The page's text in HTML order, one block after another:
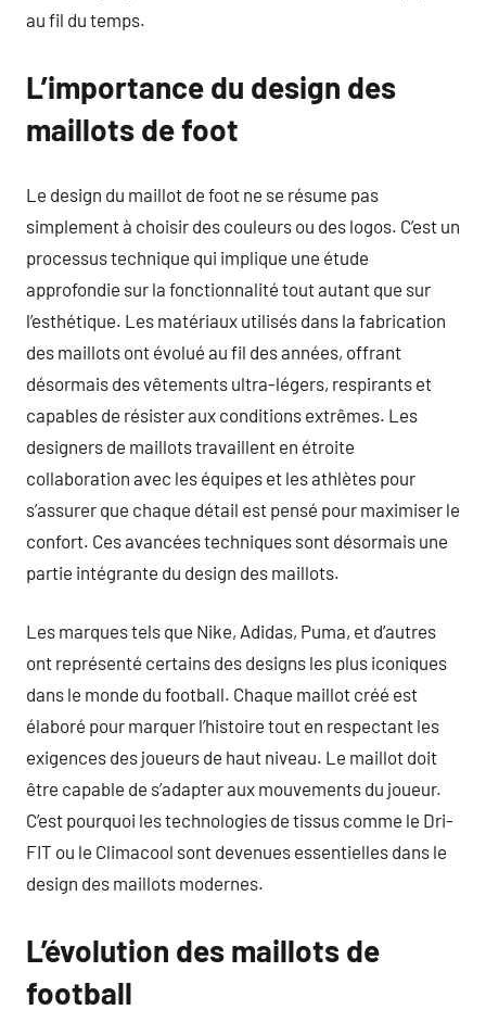
au fil du temps.
L’importance du design des
maillots de foot
Le design du maillot de foot ne se résume pas
simplement à choisir des couleurs ou des logos. C’est un
processus technique qui implique une étude
approfondie sur la fonctionnalité tout autant que sur
l’esthétique. Les matériaux utilisés dans la fabrication
des maillots ont évolué au fil des années, offrant
désormais des vêtements ultra-légers, respirants et
capables de résister aux conditions extrêmes. Les
designers de maillots travaillent en étroite
collaboration avec les équipes et les athlètes pour
s’assurer que chaque détail est pensé pour maximiser le
confort. Ces avancées techniques sont désormais une
partie intégrante du design des maillots.
Les marques tels que Nike, Adidas, Puma, et d’autres
ont représenté certains des designs les plus iconiques
dans le monde du football. Chaque maillot créé est
élaboré pour marquer l’histoire tout en respectant les
exigences des joueurs de haut niveau. Le maillot doit
être capable de s’adapter aux mouvements du joueur.
C’est pourquoi les technologies de tissus comme le Dri-
FIT ou le Climacool sont devenues essentielles dans le
design des maillots modernes.
L’évolution des maillots de
football